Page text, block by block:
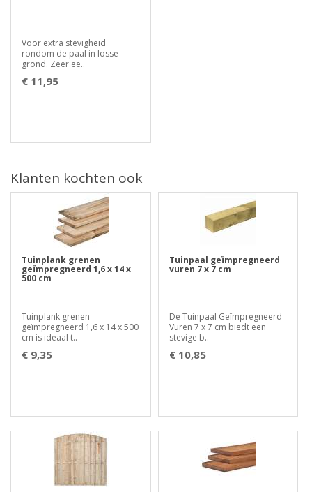
Voor extra stevigheid
rondom de paal in losse
grond. Zeer ee..
€ 11,95
Klanten kochten ook
Tuinplank grenen
geïmpregneerd 1,6 x 14 x
500 cm
Tuinplank grenen
geïmpregneerd 1,6 x 14 x 500
cm is ideaal t..
€ 9,35
Tuinpaal geïmpregneerd
vuren 7 x 7 cm
De Tuinpaal Geïmpregneerd
Vuren 7 x 7 cm biedt een
stevige b..
€ 10,85